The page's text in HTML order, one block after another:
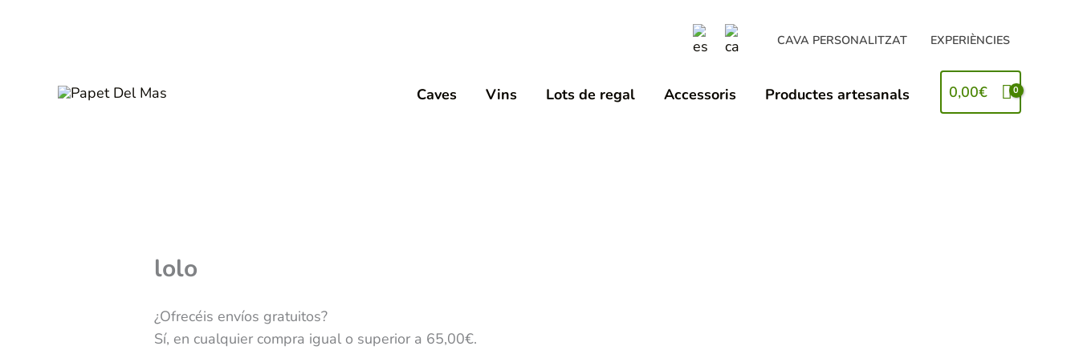
CAVA PERSONALITZAT EXPERIÈNCIES
Caves Vins Lots de regal Accessoris Productes artesanals 0,00€
lolo
¿Ofrecéis envíos gratuitos?
Sí, en cualquier compra igual o superior a 65,00€.